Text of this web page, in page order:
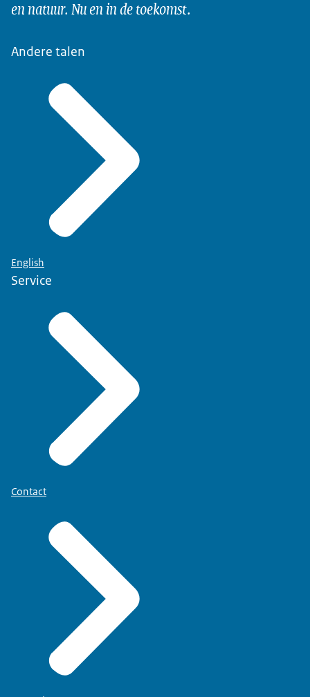
en natuur. Nu en in de toekomst.
Andere talen
English
Service
Contact